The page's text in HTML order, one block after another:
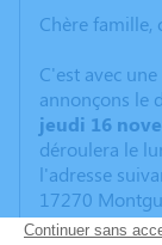
Chère famille,
C'est avec
annonçons le
jeudi 16
déroulera le
l'adresse
17270